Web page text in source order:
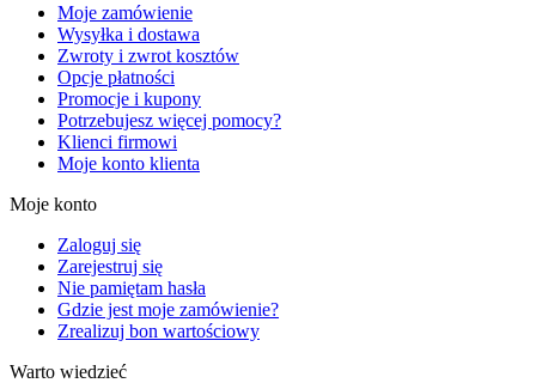
Moje zamówienie
Wysyłka i dostawa
Zwroty i zwrot kosztów
Opcje płatności
Promocje i kupony
Potrzebujesz więcej pomocy?
Klienci firmowi
Moje konto klienta
Moje konto
Zaloguj się
Zarejestruj się
Nie pamiętam hasła
Gdzie jest moje zamówienie?
Zrealizuj bon wartościowy
Warto wiedzieć